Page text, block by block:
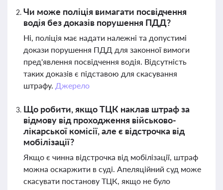
Чи може поліція вимагати посвідчення
водія без доказів порушення ПДД?
Ні, поліція має надати належні та допустимі
докази порушення ПДД для законної вимоги
пред'явлення посвідчення водія. Відсутність
таких доказів є підставою для скасування
штрафу. Джерело
Що робити, якщо ТЦК наклав штраф за
відмову від проходження військово-
лікарської комісії, але є відстрочка від
мобілізації?
Якщо є чинна відстрочка від мобілізації, штраф
можна оскаржити в суді. Апеляційний суд може
скасувати постанову ТЦК, якщо не було